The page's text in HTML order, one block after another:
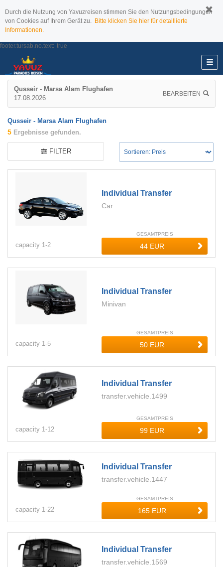
Durch die Nutzung von Yavuzreisen stimmen Sie den Nutzungsbedingungen
von Cookies auf Ihrem Gerät zu. Bitte klicken Sie hier für detaillierte
Informationen.
footer.tursab.no.text: true
Qusseir - Marsa Alam Flughafen
17.08.2026
BEARBEITEN
Qusseir - Marsa Alam Flughafen
5 Ergebnisse gefunden.
FILTER
Individual Transfer
Car
capacity 1-2
GESAMTPREIS
Individual Transfer
Minivan
capacity 1-5
GESAMTPREIS
Individual Transfer
transfer.vehicle.1499
capacity 1-12
GESAMTPREIS
Individual Transfer
transfer.vehicle.1447
capacity 1-22
GESAMTPREIS
Individual Transfer
transfer.vehicle.1569